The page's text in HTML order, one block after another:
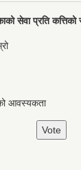
सेवा प्रति
आवस्यकता